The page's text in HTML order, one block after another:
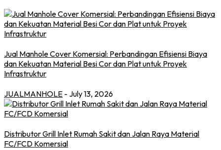
Jual Manhole Cover Komersial: Perbandingan Efisiensi Biaya
dan Kekuatan Material Besi Cor dan Plat untuk Proyek
Infrastruktur
JUALMANHOLE - July 13, 2026
Distributor Grill Inlet Rumah Sakit dan Jalan Raya Material
FC/FCD Komersial